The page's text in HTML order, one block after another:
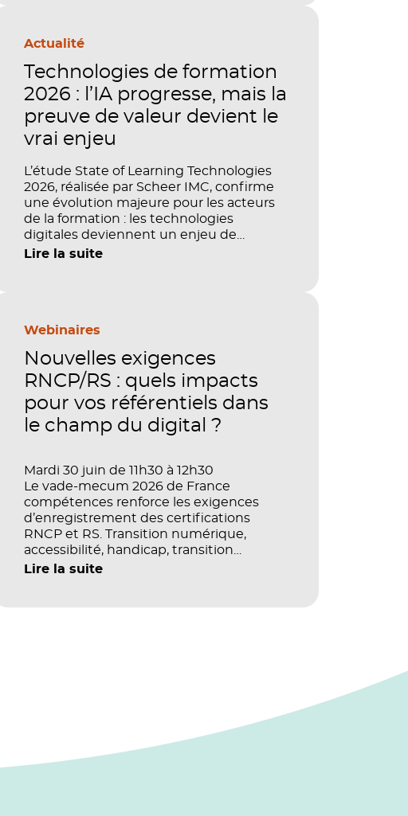
Actualité
Technologies de formation
2026 : l’IA progresse, mais la
preuve de valeur devient le
vrai enjeu
L’étude State of Learning Technologies
2026, réalisée par Scheer IMC, confirme
une évolution majeure pour les acteurs
de la formation : les technologies
digitales deviennent un enjeu de
pilotage, de performance et de preuve
comment démontrer concrètement
compétences, la productivité et la
performance des organisations ?
Lire la suite
Webinaires
Nouvelles exigences
RNCP/RS : quels impacts
pour vos référentiels dans
le champ du digital ?
Mardi 30 juin de 11h30 à 12h30
Le vade-mecum 2026 de France
compétences renforce les exigences
d’enregistrement des certifications
RNCP et RS. Transition numérique,
accessibilité, handicap, transition
écologique : quels impacts concrets pour
Lire la suite